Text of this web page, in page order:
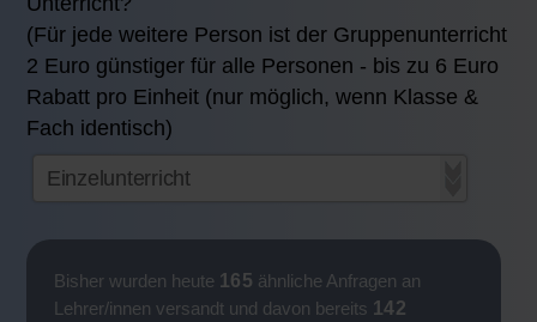
(Für jede weitere Person ist der Gruppenunterricht
2 Euro günstiger für alle Personen - bis zu 6 Euro
Rabatt pro Einheit (nur möglich, wenn Klasse &
Fach identisch)
Bisher wurden heute 165 ähnliche Anfragen an
Lehrer/innen versandt und davon bereits 142